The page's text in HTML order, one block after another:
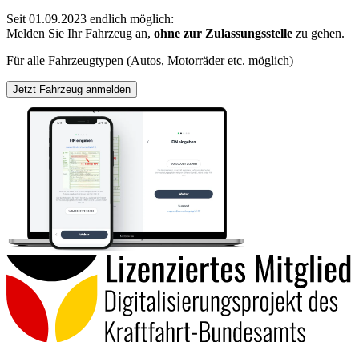
Seit 01.09.2023 endlich möglich:
Melden Sie Ihr Fahrzeug an, ohne zur Zulassungsstelle zu gehen.
Für alle Fahrzeugtypen (Autos, Motorräder etc. möglich)
Jetzt Fahrzeug anmelden